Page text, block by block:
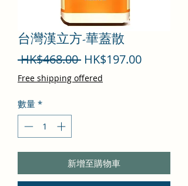
台灣漢立方-華蓋散
HK$468.00 一
般
HK$197.00促
Free shipping offered
數量 *
新增至購物車